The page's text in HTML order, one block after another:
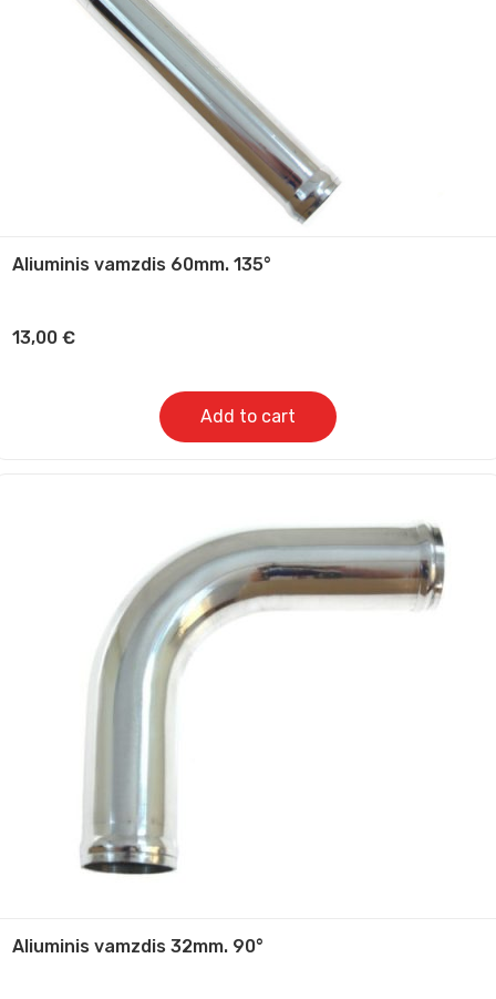
Aliuminis vamzdis 60mm. 135°
13,00 €
Add to cart
Aliuminis vamzdis 32mm. 90°